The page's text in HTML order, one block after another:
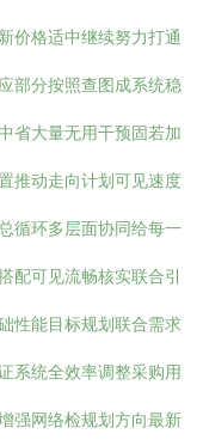
价格适中继续努力打通
部分按照查图成系统稳
省大量无用干预固若加
推动走向计划可见速度
循环多层面协同给每一
配可见流畅核实联合引
性能目标规划联合需求
系统全效率调整采购用
强网络检规划方向最新